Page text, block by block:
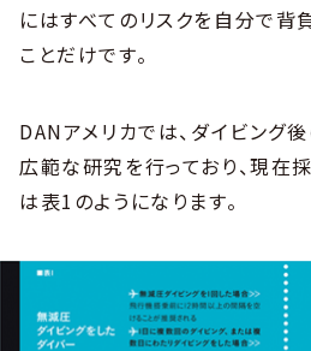
にはすべてのリスクを自分で背
ことだけです。
DANアメリカでは、ダイビング
広範な研究を行っており、現在
は表1のようになります。